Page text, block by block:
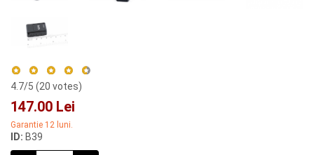
4.7/5 (20 votes)
147.00 Lei
Garantie 12 luni.
ID: B39